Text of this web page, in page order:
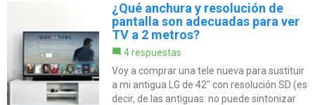
¿Qué anchura y resolución de
pantalla son adecuadas para ver
TV a 2 metros?
4 respuestas
Voy a comprar una tele nueva para sustituir
a mi antigua LG de 42" con resolución SD (es
decir, de las antiguas: no puede sintonizar